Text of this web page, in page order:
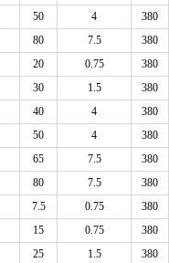
50 4
380
80 7.5
380
20 0.75
380
30 1.5
380
40 4
380
50 4
380
65 7.5
380
80 7.5
380
7.5 0.75
380
15 0.75
380
25 1.5
380